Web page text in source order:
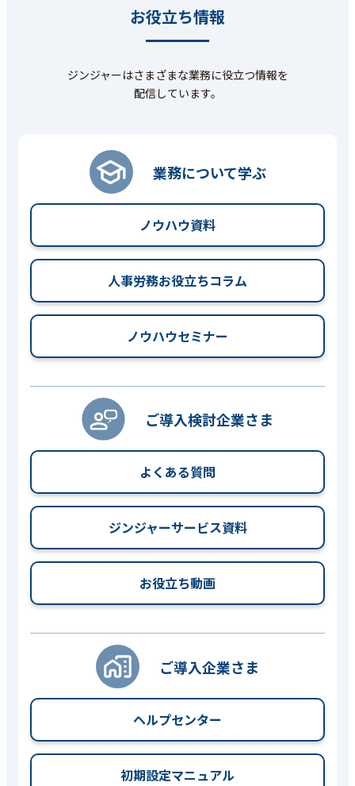
お役立ち情報
ジンジャーはさまざまな業務に役立つ情報を
配信しています。
業務について学ぶ
ノウハウ資料
人事労務お役立ちコラム
ノウハウセミナー
ご導入検討企業さま
よくある質問
ジンジャーサービス資料
お役立ち動画
ご導入企業さま
ヘルプセンター
初期設定マニュアル